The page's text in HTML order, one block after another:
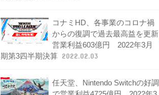
コナミHD、各事業のコロナ禍
からの復調で過去最高益を更新
営業利益603億円 2022年3月
期第3四半期決算 2022.02.03
任天堂、Nintendo Switchの好調